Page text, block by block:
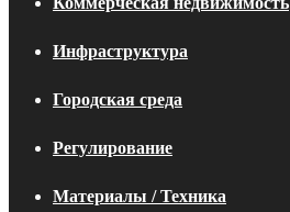
Инфраструктура
Городская среда
Регулирование
Материалы / Техника